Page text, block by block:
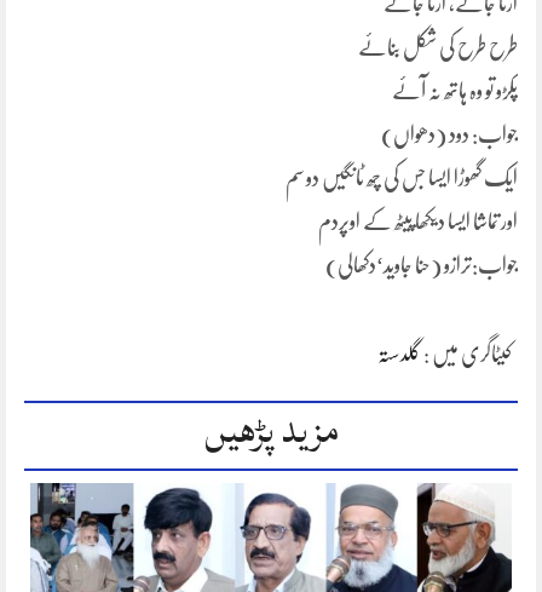
طرح طرح کی شکل بنائے
پکڑو تو وہ ہاتھ نہ آئے
جواب: دود (دھواں)
ایک گھوڑا ایسا جس کی چھ ٹانگیں دو سم
اور تماشا ایسا دیکھا پیٹھ کے اوپردم
جواب:ترازو (حنا جاوید‘دکھالی)
کیٹاگری میں : گلدستہ
مزید پڑھیں